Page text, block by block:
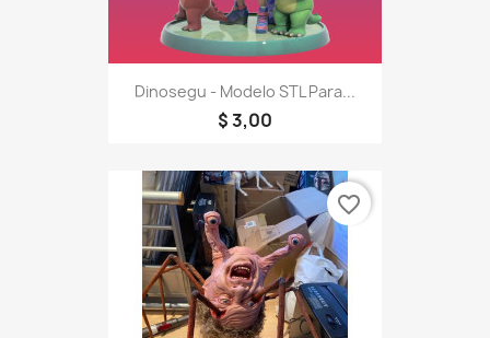
Dinosegu - Modelo STL Para...
$ 3,00
favorite_border